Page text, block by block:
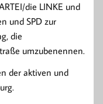
die LINKE und
und SPD zur
die
umzubenennen.
der aktiven und